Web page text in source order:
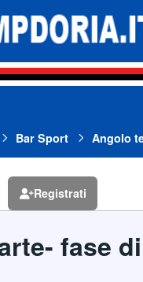
Bar Sport Angolo
Registrati
fase